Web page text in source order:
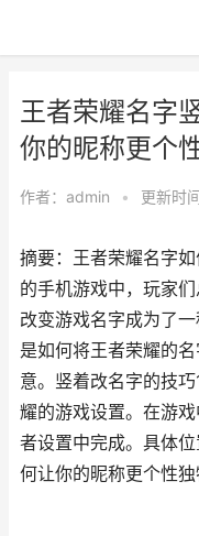
王者荣耀名字
你的昵称更个
作者： admin • 更新时
摘要：王者荣耀名字
的手机游戏中，玩家
改变游戏名字成为了
是如何将王者荣耀的
意。竖着改名字的技
耀的游戏设置。在游
者设置中完成。具体
何让你的昵称更个性